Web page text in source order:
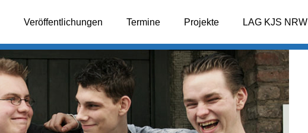
Veröffentlichungen Termine Projekte LAG KJS NRW